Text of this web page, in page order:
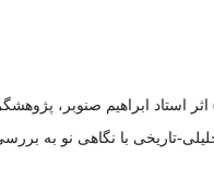
استاد ابراهیم صنوبر،
تاریخی با نگاهی نو به بررسی